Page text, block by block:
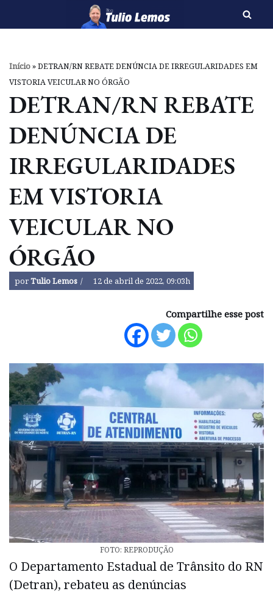
o
conteúdo
Início»DETRAN/RN REBATE DENÚNCIA DE IRREGULARIDADES EM
VISTORIA VEICULAR NO ÓRGÃO
DETRAN/RN REBATE
DENÚNCIA DE
IRREGULARIDADES
EM VISTORIA
VEICULAR NO
ÓRGÃO
porTulio Lemos 12 de abril de 2022, 09:03h
Compartilhe esse post
FOTO: REPRODUÇÃO
O Departamento Estadual de Trânsito do RN
(Detran), rebateu as denúncias